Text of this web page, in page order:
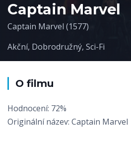
Captain Marvel
Captain Marvel (1577)
Akční, Dobrodružný, Sci-Fi
O filmu
Hodnocení: 72%
Originální název: Captain Marvel